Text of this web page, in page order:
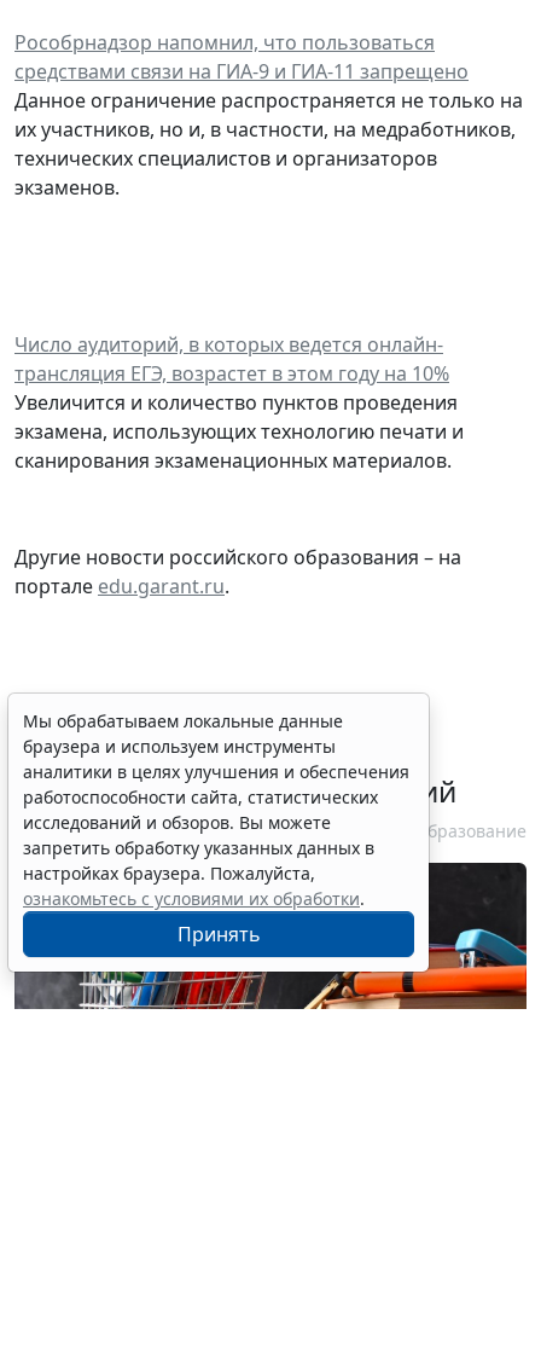
Рособрнадзор напомнил, что пользоваться
средствами связи на ГИА-9 и ГИА-11 запрещено
Данное ограничение распространяется не только на
их участников, но и, в частности, на медработников,
технических специалистов и организаторов
экзаменов.
Число аудиторий, в которых ведется онлайн-
трансляция ЕГЭ, возрастет в этом году на 10%
Увеличится и количество пунктов проведения
экзамена, использующих технологию печати и
сканирования экзаменационных материалов.
Другие новости российского образования – на
портале edu.garant.ru.
В РФ введут особый порядок
закупок товаров для
образовательных организаций
6 августа 2026 13:41 Образование
Мы обрабатываем локальные данные
браузера и используем инструменты
аналитики в целях улучшения и обеспечения
работоспособности сайта, статистических
исследований и обзоров. Вы можете
запретить обработку указанных данных в
настройках браузера. Пожалуйста,
ознакомьтесь с условиями их обработки.
Принять